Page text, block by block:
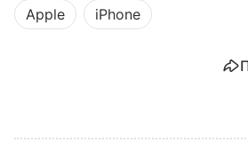
Apple iPhone